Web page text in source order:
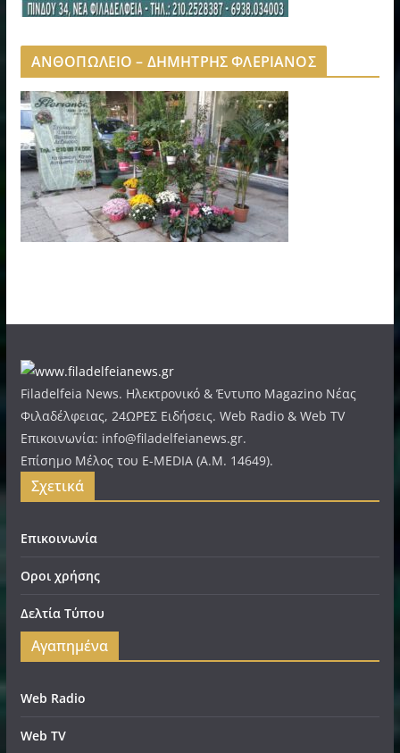
ΑΝΘΟΠΩΛΕΙΟ – ΔΗΜΗΤΡΗΣ ΦΛΕΡΙΑΝΟΣ
Filadelfeia News. Ηλεκτρονικό & Έντυπο Magazino Νέας
Φιλαδέλφειας, 24ΩΡΕΣ Ειδήσεις. Web Radio & Web TV
Επικοινωνία: info@filadelfeianews.gr.
Επίσημο Μέλος του E-MEDIA (A.M. 14649).
Σχετικά
Επικοινωνία
Οροι χρήσης
Δελτία Τύπου
Αγαπημένα
Web Radio
Web TV